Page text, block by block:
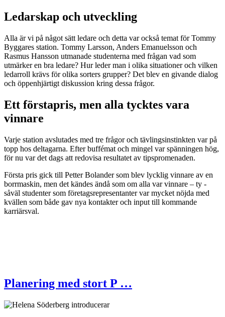
Ledarskap och utveckling
Alla är vi på något sätt ledare och detta var också temat för Tommy
Byggares station. Tommy Larsson, Anders Emanuelsson och
Rasmus Hansson utmanade studenterna med frågan vad som
utmärker en bra ledare? Hur leder man i olika situationer och vilken
ledarroll krävs för olika sorters grupper? Det blev en givande dialog
och öppenhjärtigt diskussion kring dessa frågor.
Ett förstapris, men alla tycktes vara
vinnare
Varje station avslutades med tre frågor och tävlingsinstinkten var på
topp hos deltagarna. Efter buffémat och mingel var spänningen hög,
för nu var det dags att redovisa resultatet av tipspromenaden.
Första pris gick till Petter Bolander som blev lycklig vinnare av en
borrmaskin, men det kändes ändå som om alla var vinnare – ty -
såväl studenter som företagsrepresentanter var mycket nöjda med
kvällen som både gav nya kontakter och input till kommande
karriärsval.
Planering med stort P …